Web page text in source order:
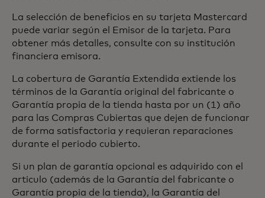
La selección de beneficios en su tarjeta Mastercard
puede variar según el Emisor de la tarjeta. Para
obtener más detalles, consulte con su institución
financiera emisora.
La cobertura de Garantía Extendida extiende los
términos de la Garantía original del fabricante o
Garantía propia de la tienda hasta por un (1) año
para las Compras Cubiertas que dejen de funcionar
de forma satisfactoria y requieran reparaciones
durante el periodo cubierto.
Si un plan de garantía opcional es adquirido con el
articulo (además de la Garantía del fabricante o
Garantía propia de la tienda), la Garantía del